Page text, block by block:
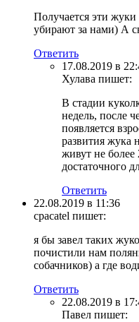
Получается эти
убирают за нами) А
Ответить
17.08.2019 в
Хулава пишет:
В стадии
недель, после
появляется
развития жука
живут не более
достаточного
Ответить
22.08.2019 в 11:36
cpacatel пишет:
я бы завел таких
почистили нам
собачников) а где
Ответить
22.08.2019 в
Павел пишет: